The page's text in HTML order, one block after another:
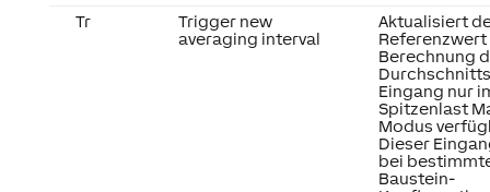
Tr
Trigger new
averaging interval
Aktualisiert
Referenzwert
Berechnung
Eingang nur
Spitzenlast
Modus
Dieser
bei
Baustein-